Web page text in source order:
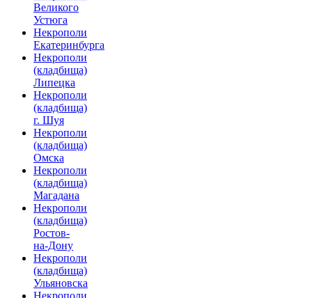
Великого
Устюга
Некрополи
Екатеринбурга
Некрополи
(кладбища)
Липецка
Некрополи
(кладбища)
г. Шуя
Некрополи
(кладбища)
Омска
Некрополи
(кладбища)
Магадана
Некрополи
(кладбища)
Ростов-
на-Дону
Некрополи
(кладбища)
Ульяновска